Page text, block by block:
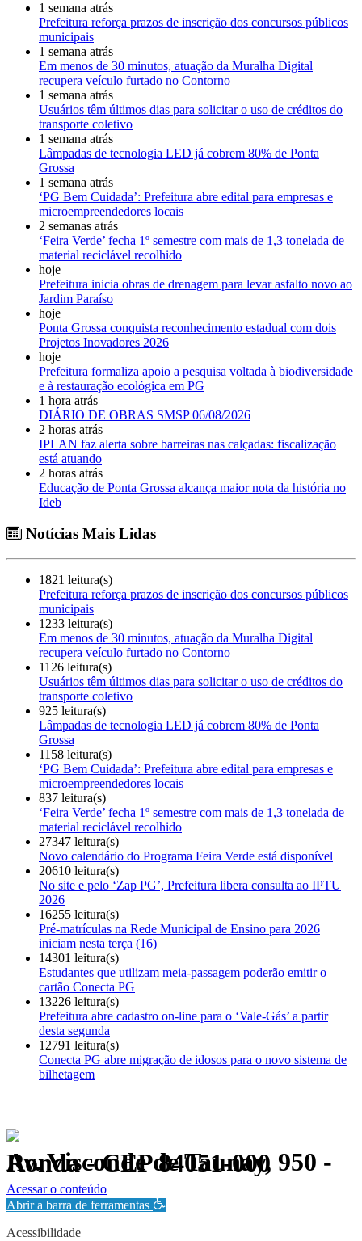
1 semana atrás
Prefeitura reforça prazos de inscrição dos concursos públicos
municipais
1 semana atrás
Em menos de 30 minutos, atuação da Muralha Digital
recupera veículo furtado no Contorno
1 semana atrás
Usuários têm últimos dias para solicitar o uso de créditos do
transporte coletivo
1 semana atrás
Lâmpadas de tecnologia LED já cobrem 80% de Ponta
Grossa
1 semana atrás
‘PG Bem Cuidada’: Prefeitura abre edital para empresas e
microempreendedores locais
2 semanas atrás
‘Feira Verde’ fecha 1º semestre com mais de 1,3 tonelada de
material reciclável recolhido
hoje
Prefeitura inicia obras de drenagem para levar asfalto novo ao
Jardim Paraíso
hoje
Ponta Grossa conquista reconhecimento estadual com dois
Projetos Inovadores 2026
hoje
Prefeitura formaliza apoio a pesquisa voltada à biodiversidade
e à restauração ecológica em PG
1 hora atrás
DIÁRIO DE OBRAS SMSP 06/08/2026
2 horas atrás
IPLAN faz alerta sobre barreiras nas calçadas: fiscalização
está atuando
2 horas atrás
Educação de Ponta Grossa alcança maior nota da história no
Ideb
Notícias Mais Lidas
1821 leitura(s)
Prefeitura reforça prazos de inscrição dos concursos públicos
municipais
1233 leitura(s)
Em menos de 30 minutos, atuação da Muralha Digital
recupera veículo furtado no Contorno
1126 leitura(s)
Usuários têm últimos dias para solicitar o uso de créditos do
transporte coletivo
925 leitura(s)
Lâmpadas de tecnologia LED já cobrem 80% de Ponta
Grossa
1158 leitura(s)
‘PG Bem Cuidada’: Prefeitura abre edital para empresas e
microempreendedores locais
837 leitura(s)
‘Feira Verde’ fecha 1º semestre com mais de 1,3 tonelada de
material reciclável recolhido
27347 leitura(s)
Novo calendário do Programa Feira Verde está disponível
20610 leitura(s)
No site e pelo ‘Zap PG’, Prefeitura libera consulta ao IPTU
2026
16255 leitura(s)
Pré-matrículas na Rede Municipal de Ensino para 2026
iniciam nesta terça (16)
14301 leitura(s)
Estudantes que utilizam meia-passagem poderão emitir o
cartão Conecta PG
13226 leitura(s)
Prefeitura abre cadastro on-line para o ‘Vale-Gás’ a partir
desta segunda
12791 leitura(s)
Conecta PG abre migração de idosos para o novo sistema de
bilhetagem
Av. Visconde de Taunay, 950 - Ronda - CEP 84051-000
Política de Privacidade.
Acessar o conteúdo
Abrir a barra de ferramentas
Acessibilidade